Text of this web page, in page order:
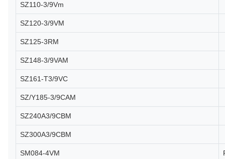
SZ110-3/9Vm
SZ120-3/9VM
SZ125-3RM
SZ148-3/9VAM
SZ161-T3/9VC
SZ/Y185-3/9CAM
SZ240A3/9CBM
SZ300A3/9CBM
SM084-4VM